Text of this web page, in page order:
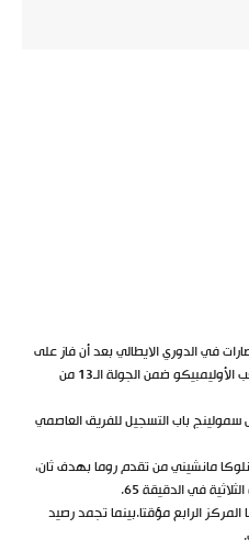
في الدوري الايطالي بعد أن فاز على
ضيافة بريشيا بثلاثية نظيفة الأحد على ملعب الأوليمبيكو ضمن الجولة الـ13 من
باب التسجيل للفريق العاصمي
الشاب جيانلوكا مانشيني من تقدم روما بهدف ثان،
في الدقيقة 65.
يقتحم بها المركز الرابع مؤقتا.بينما تجمد رصيد